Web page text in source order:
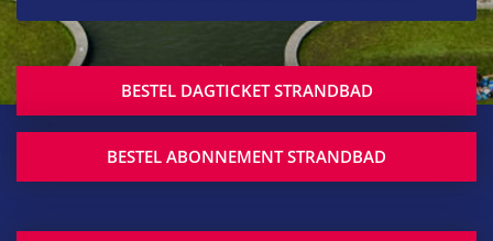
BESTEL DAGTICKET STRANDBAD
BESTEL ABONNEMENT STRANDBAD